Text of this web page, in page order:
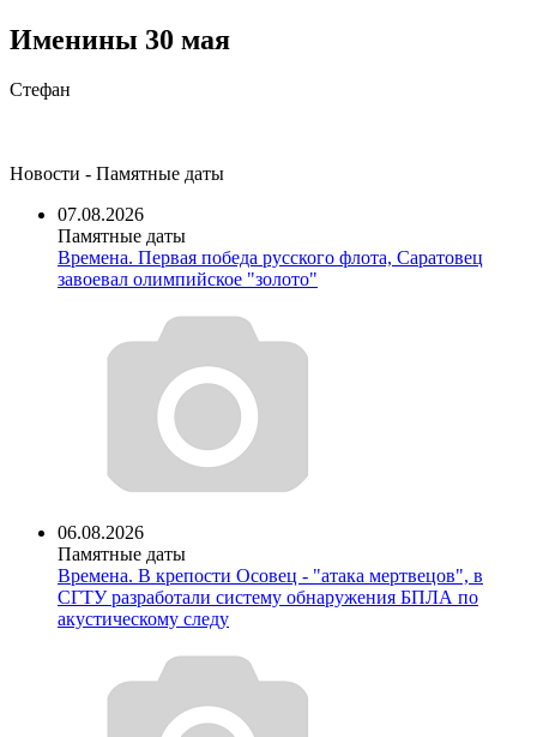
Именины 30 мая
Стефан
Новости - Памятные даты
07.08.2026
Памятные даты
Времена. Первая победа русского флота, Саратовец
завоевал олимпийское "золото"
06.08.2026
Памятные даты
Времена. В крепости Осовец - "атака мертвецов", в
СГТУ разработали систему обнаружения БПЛА по
акустическому следу